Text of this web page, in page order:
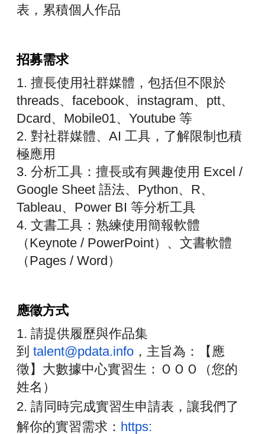
表，累積個人作品
招募需求
1. 擅長使用社群媒體，包括但不限於
threads、facebook、instagram、 ptt、
Dcard、Mobile01、Youtube 等
2. 對社群媒體、AI 工具，了解限制也積
極應用
3. 分析工具：擅長或有興趣使用 Excel /
Google Sheet 語法、Python、R、
Tableau、Power BI 等分析工具
4. 文書工具：熟練使用簡報軟體
（Keynote / PowerPoint）、文書軟體
（Pages / Word）
應徵方式
1. 請提供履歷與作品集
到 talent@pdata.info， 主旨為：【應
徵】大數據中心實習生：ＯＯＯ（您的
姓名）
2. 請同時完成實習生申請表，讓我們了
解你的實習需求： https: